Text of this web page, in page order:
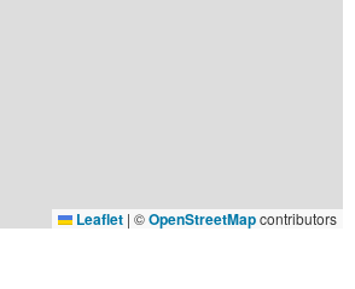
Leaflet | ©OpenStreetMapcontributors